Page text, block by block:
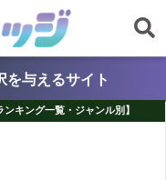
を与えるサイト
キング一覧・ジャンル別】